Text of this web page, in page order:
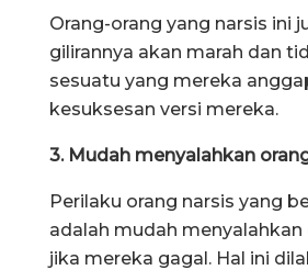
Orang-orang yang narsis ini
gilirannya akan marah dan
sesuatu yang mereka
kesuksesan versi mereka.
3. Mudah menyalahkan
Perilaku orang narsis yang
adalah mudah menyalahkan
jika mereka gagal. Hal ini